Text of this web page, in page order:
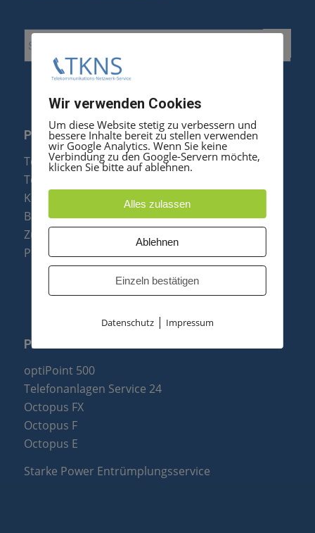
PRODUKTE
Telefonanlagen
Telefone
Konftel Konferenztelefone
Baugruppen
Zubehör & Ersatzteile
Produktzusammenfassung
PARTNER
optiPoint 500
Telefonanlagen Service 24
Octopus FX
Octopus F
Octopus E
Starke Power Entrümplungsservice
Wir verwenden Cookies
Um diese Website stetig zu verbessern und
bessere Inhalte bereit zu stellen verwenden
wir Google Analytics. Wenn Sie keine
Verbindung zu den Google-Servern möchte,
klicken Sie bitte auf ablehnen.
Alles zulassen
Ablehnen
Einzeln bestätigen
Datenschutz| Impressum